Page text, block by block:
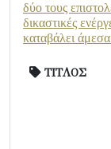
δύο τους
δικαστικές
καταβάλει άμεσα
ΤΙΤΛΟΣ